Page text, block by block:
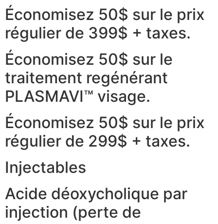
Économisez 50$ sur le prix
régulier de 399$ + taxes.
Économisez 50$ sur le
traitement regénérant
PLASMAVI™ visage.
Économisez 50$ sur le prix
régulier de 299$ + taxes.
Injectables
Acide déoxycholique par
injection (perte de